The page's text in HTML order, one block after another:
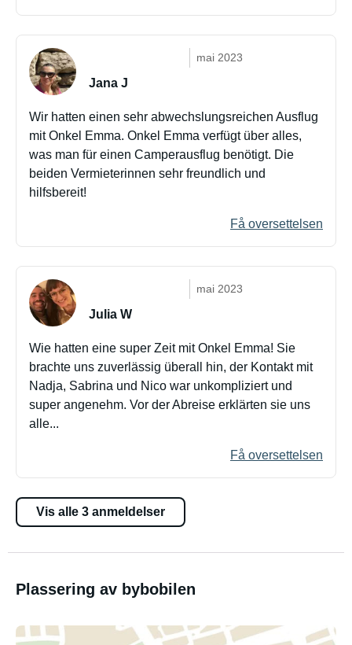
mai 2023
Jana J
Wir hatten einen sehr abwechslungsreichen Ausflug
mit Onkel Emma. Onkel Emma verfügt über alles,
was man für einen Camperausflug benötigt. Die
beiden Vermieterinnen sehr freundlich und
hilfsbereit!
Få oversettelsen
mai 2023
Julia W
Wie hatten eine super Zeit mit Onkel Emma! Sie
brachte uns zuverlässig überall hin, der Kontakt mit
Nadja, Sabrina und Nico war unkompliziert und
super angenehm. Vor der Abreise erklärten sie uns
alle...
Få oversettelsen
Vis alle 3 anmeldelser
Plassering av bybobilen